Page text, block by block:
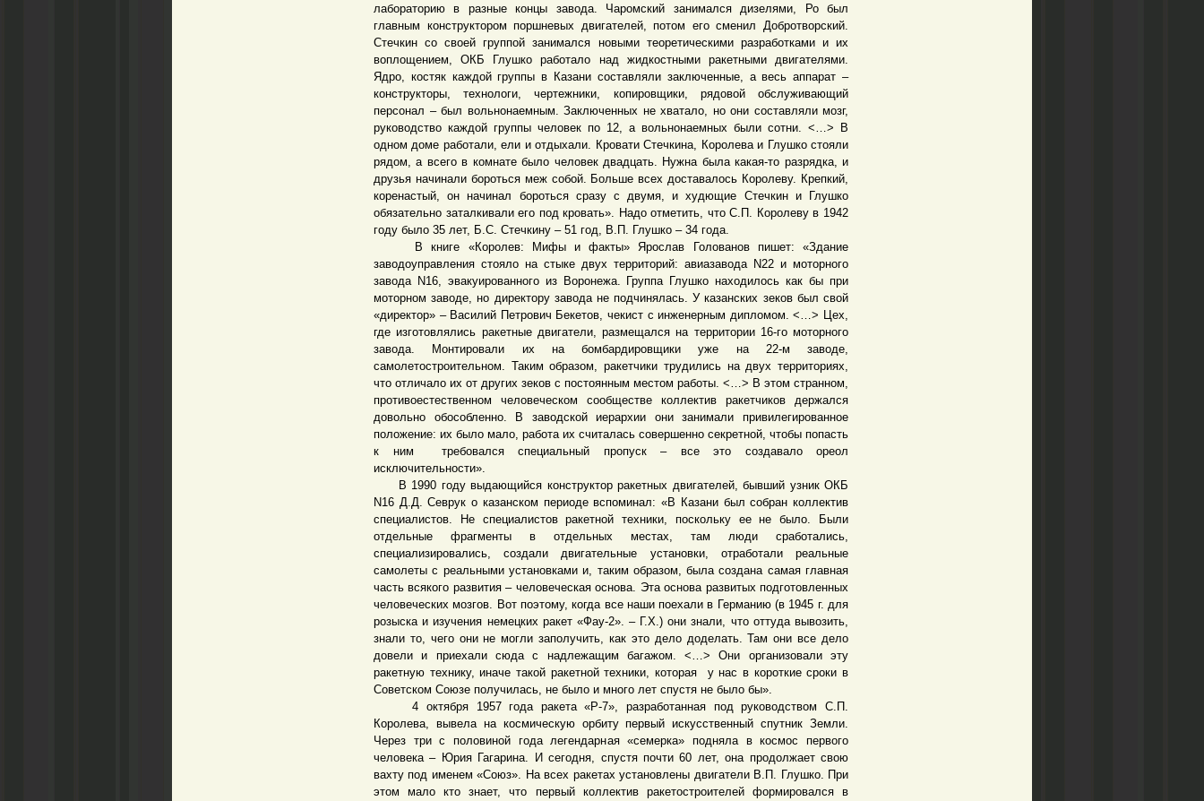
лабораторию в разные концы завода. Чаромский занимался дизелями, Ро был
главным конструктором поршневых двигателей, потом его сменил Добротворский.
Стечкин со своей группой занимался новыми теоретическими разработками и их
воплощением, ОКБ Глушко работало над жидкостными ракетными двигателями.
Ядро, костяк каждой группы в Казани составляли заключенные, а весь аппарат –
конструкторы, технологи, чертежники, копировщики, рядовой обслуживающий
персонал – был вольнонаемным. Заключенных не хватало, но они составляли мозг,
руководство каждой группы человек по 12, а вольнонаемных были сотни. <…> В
одном доме работали, ели и отдыхали. Кровати Стечкина, Королева и Глушко стояли
рядом, а всего в комнате было человек двадцать. Нужна была какая-то разрядка, и
друзья начинали бороться меж собой. Больше всех доставалось Королеву. Крепкий,
коренастый, он начинал бороться сразу с двумя, и худющие Стечкин и Глушко
обязательно заталкивали его под кровать». Надо отметить, что С.П. Королеву в 1942
году было 35 лет, Б.С. Стечкину – 51 год, В.П. Глушко – 34 года.
В книге «Королев: Мифы и факты» Ярослав Голованов пишет: «Здание
заводоуправления стояло на стыке двух территорий: авиазавода N22 и моторного
завода N16, эвакуированного из Воронежа. Группа Глушко находилось как бы при
моторном заводе, но директору завода не подчинялась. У казанских зеков был свой
«директор» – Василий Петрович Бекетов, чекист с инженерным дипломом. <…> Цех,
где изготовлялись ракетные двигатели, размещался на территории 16-го моторного
завода. Монтировали их на бомбардировщики уже на 22-м заводе,
самолетостроительном. Таким образом, ракетчики трудились на двух территориях,
что отличало их от других зеков с постоянным местом работы. <…> В этом странном,
противоестественном человеческом сообществе коллектив ракетчиков держался
довольно обособленно. В заводской иерархии они занимали привилегированное
положение: их было мало, работа их считалась совершенно секретной, чтобы попасть
к ним требовался специальный пропуск – все это создавало ореол
исключительности».
В 1990 году выдающийся конструктор ракетных двигателей, бывший узник ОКБ
N16 Д.Д. Севрук о казанском периоде вспоминал: «В Казани был собран коллектив
специалистов. Не специалистов ракетной техники, поскольку ее не было. Были
отдельные фрагменты в отдельных местах, там люди сработались,
специализировались, создали двигательные установки, отработали реальные
самолеты с реальными установками и, таким образом, была создана самая главная
часть всякого развития – человеческая основа. Эта основа развитых подготовленных
человеческих мозгов. Вот поэтому, когда все наши поехали в Германию (в 1945 г. для
розыска и изучения немецких ракет «Фау-2». – Г.Х.) они знали, что оттуда вывозить,
знали то, чего они не могли заполучить, как это дело доделать. Там они все дело
довели и приехали сюда с надлежащим багажом. <…> Они организовали эту
ракетную технику, иначе такой ракетной техники, которая у нас в короткие сроки в
Советском Союзе получилась, не было и много лет спустя не было бы».
4 октября 1957 года ракета «Р-7», разработанная под руководством С.П.
Королева, вывела на космическую орбиту первый искусственный спутник Земли.
Через три с половиной года легендарная «семерка» подняла в космос первого
человека – Юрия Гагарина. И сегодня, спустя почти 60 лет, она продолжает свою
вахту под именем «Союз». На всех ракетах установлены двигатели В.П. Глушко. При
этом мало кто знает, что первый коллектив ракетостроителей формировался в